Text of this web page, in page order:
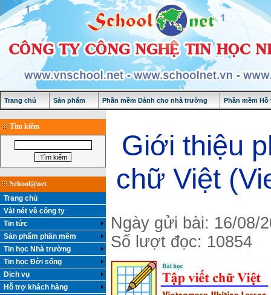
Trang chủ Sản phẩm Phần mềm Dành cho nhà trường Phần mềm
Tìm kiếm
School@net
Trang chủ
Vài nét về công ty
Tin tức
Sản phẩm phần mềm
Tin học Nhà trường
Tin học Đời sống
Dịch vụ
Hỗ trợ khách hàng
Giới thiệu
chữ Việt
Ngày gửi bài: 16/08/
Số lượt đọc: 10854